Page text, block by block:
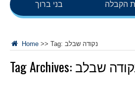
בני ברוך הקבלה
Home >> Tag: נקודה שבלב
Tag Archives: שבלב